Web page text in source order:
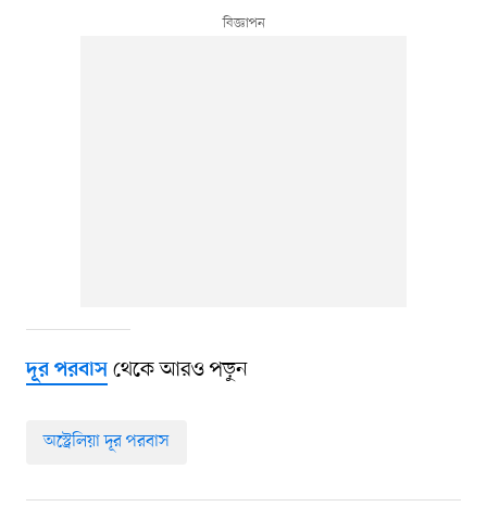
দূর পরবাসথেকে আরও পড়ুন
অস্ট্রেলিয়া দূর পরবাস